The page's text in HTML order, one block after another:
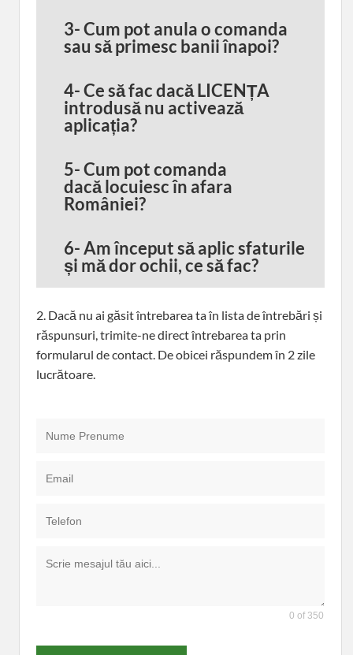
3- Cum pot anula o comanda
sau să primesc banii înapoi?
4- Ce să fac dacă LICENȚA
introdusă nu activează
aplicația?
5- Cum pot comanda
dacă locuiesc în afara
României?
6-Am început să aplic sfaturile
și mă dor ochii, ce să fac?
2. Dacă nu ai găsit întrebarea ta în lista de întrebări și
răspunsuri, trimite-ne direct întrebarea ta prin
formularul de contact. De obicei răspundem în 2 zile
lucrătoare.
0 of 350